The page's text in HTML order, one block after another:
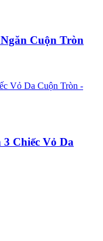
Cuộn Tròn
Chiếc Vỏ Da